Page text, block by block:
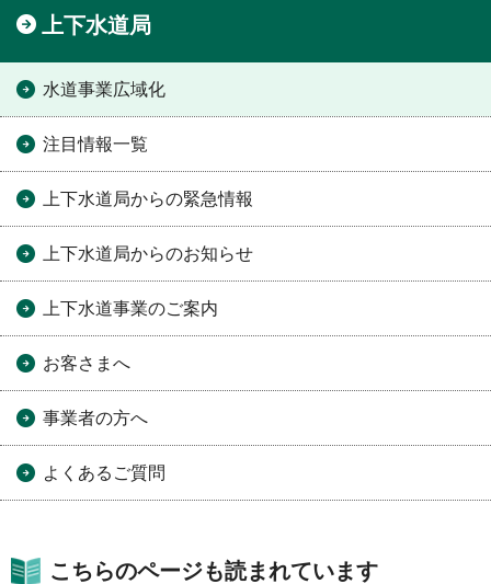
上下水道局
水道事業広域化
注目情報一覧
上下水道局からの緊急情報
上下水道局からのお知らせ
上下水道事業のご案内
お客さまへ
事業者の方へ
よくあるご質問
こちらのページも読まれています